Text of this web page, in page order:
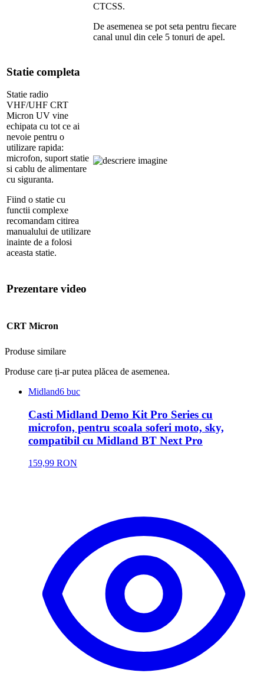
CTCSS.
De asemenea se pot seta pentru fiecare
canal unul din cele 5 tonuri de apel.
Statie completa
Statie radio
VHF/UHF CRT
Micron UV vine
echipata cu tot ce ai
nevoie pentru o
utilizare rapida:
microfon, suport statie
si cablu de alimentare
cu siguranta.
Fiind o statie cu
functii complexe
recomandam citirea
manualului de utilizare
inainte de a folosi
aceasta statie.
Prezentare video
CRT Micron
Produse similare
Produse care ți-ar putea plăcea de asemenea.
Midland6 buc
Casti Midland Demo Kit Pro Series cu
microfon, pentru scoala soferi moto, sky,
compatibil cu Midland BT Next Pro
159,99 RON